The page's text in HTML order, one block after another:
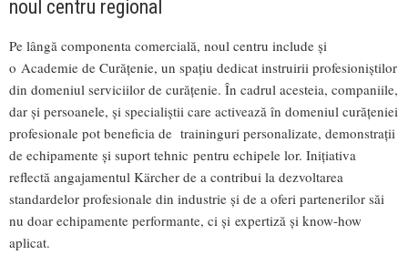
noul centru regional
Pe lângă componenta comercială, noul centru include și
o Academie de Curățenie, un spațiu dedicat instruirii profesioniștilor
din domeniul serviciilor de curățenie. În cadrul acesteia, companiile,
dar și persoanele, și specialiștii care activează în domeniul curățeniei
profesionale pot beneficia de traininguri personalizate, demonstrații
de echipamente și suport tehnic pentru echipele lor. Inițiativa
reflectă angajamentul Kärcher de a contribui la dezvoltarea
standardelor profesionale din industrie și de a oferi partenerilor săi
nu doar echipamente performante, ci și expertiză și know-how
aplicat.